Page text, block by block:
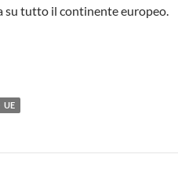
su tutto il continente europeo.
PER UN UMANESIMO
UE